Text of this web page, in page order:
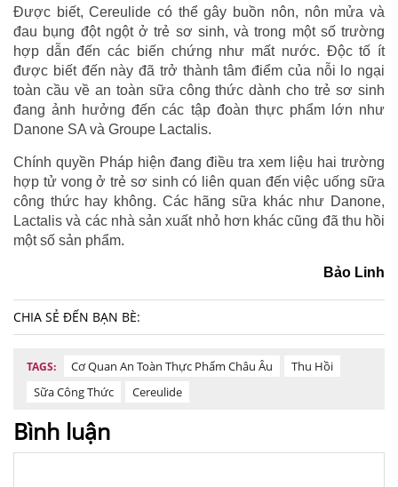
Được biết, Cereulide có thể gây buồn nôn, nôn mửa và
đau bụng đột ngột ở trẻ sơ sinh, và trong một số trường
hợp dẫn đến các biến chứng như mất nước. Độc tố ít
được biết đến này đã trở thành tâm điểm của nỗi lo ngại
toàn cầu về an toàn sữa công thức dành cho trẻ sơ sinh
đang ảnh hưởng đến các tập đoàn thực phẩm lớn như
Danone SA và Groupe Lactalis.
Chính quyền Pháp hiện đang điều tra xem liệu hai trường
hợp tử vong ở trẻ sơ sinh có liên quan đến việc uống sữa
công thức hay không. Các hãng sữa khác như Danone,
Lactalis và các nhà sản xuất nhỏ hơn khác cũng đã thu hồi
một số sản phẩm.
Bảo Linh
CHIA SẺ ĐẾN BẠN BÈ:
TAGS: Cơ Quan An Toàn Thực Phẩm Châu Âu
Thu Hồi
Sữa Công Thức
Cereulide
Bình luận